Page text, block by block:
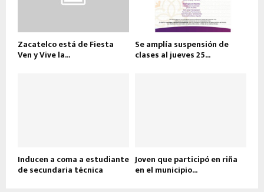
Zacatelco está de Fiesta
Ven y Vive la...
Se amplía suspensión de
clases al jueves 25...
Inducen a coma a estudiante
de secundaria técnica
Joven que participó en riña
en el municipio...